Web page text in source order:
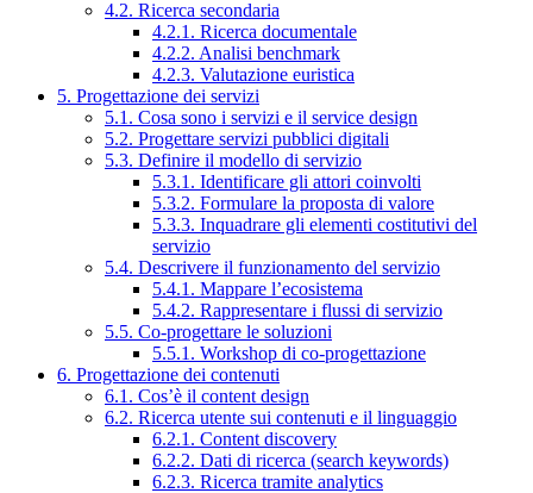
4.2. Ricerca secondaria
4.2.1. Ricerca documentale
4.2.2. Analisi benchmark
4.2.3. Valutazione euristica
5. Progettazione dei servizi
5.1. Cosa sono i servizi e il service design
5.2. Progettare servizi pubblici digitali
5.3. Definire il modello di servizio
5.3.1. Identificare gli attori coinvolti
5.3.2. Formulare la proposta di valore
5.3.3. Inquadrare gli elementi costitutivi del
servizio
5.4. Descrivere il funzionamento del servizio
5.4.1. Mappare l’ecosistema
5.4.2. Rappresentare i flussi di servizio
5.5. Co-progettare le soluzioni
5.5.1. Workshop di co-progettazione
6. Progettazione dei contenuti
6.1. Cos’è il content design
6.2. Ricerca utente sui contenuti e il linguaggio
6.2.1. Content discovery
6.2.2. Dati di ricerca (search keywords)
6.2.3. Ricerca tramite analytics